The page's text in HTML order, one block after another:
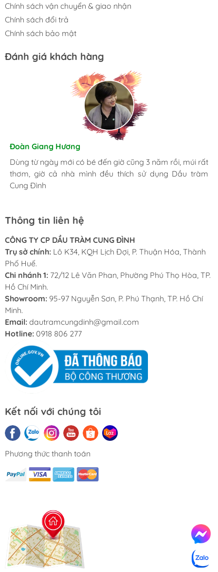
Chính sách vận chuyển & giao nhận
Chính sách đổi trả
Chính sách bảo mật
Đánh giá khách hàng
Hương Suri
Đã mua nhiều lần, giờ trong nhà lúc nào cũng phải có
chai Dầu tràm Cung Đình, bị cái gì cũng có thể sử dụng
được.
Đoàn Giang Hương
Dùng từ ngày mới có bé đến giờ cũng 3 năm rồi, múi rất
thơm, giờ cả nhà mình đều thích sử dụng Dầu tràm
Cung Đình
Nhã An
Là một người khá kỹ tính, tôi luôn luôn lựa chọn những
sản phẩm tốt nhất. Và đây là nơi tôi đặt trọng niềm tin.
Thông tin liên hệ
CÔNG TY CP DẦU TRÀM CUNG ĐÌNH
Trụ sở chính: Lô K34, KQH Lịch Đợi, P. Thuận Hóa, Thành
Phố Huế.
Chi nhánh 1: 72/12 Lê Văn Phan, Phường Phú Thọ Hòa, TP.
Hồ Chí Minh.
Showroom: 95-97 Nguyễn Sơn, P. Phú Thạnh, TP. Hồ Chí
Minh.
Email: dautramcungdinh@gmail.com
Hotline: 0918 806 277
Kết nối với chúng tôi
Phương thức thanh toán